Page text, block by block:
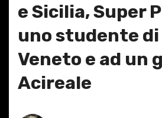
e Sicilia, Super
uno studente
Veneto e ad un
Acireale